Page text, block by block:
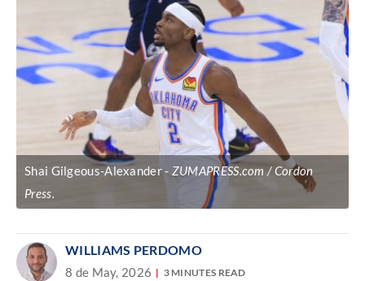
Shai Gilgeous-Alexander
ZUMAPRESS.com / Cordon
Press.
WILLIAMS PERDOMO
8 de May, 2026 3 MINUTES READ